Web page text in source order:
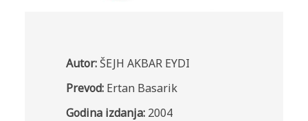
Autor:ŠEJH AKBAR EYDI
Prevod: Ertan Basarik
Godina izdanja: 2004